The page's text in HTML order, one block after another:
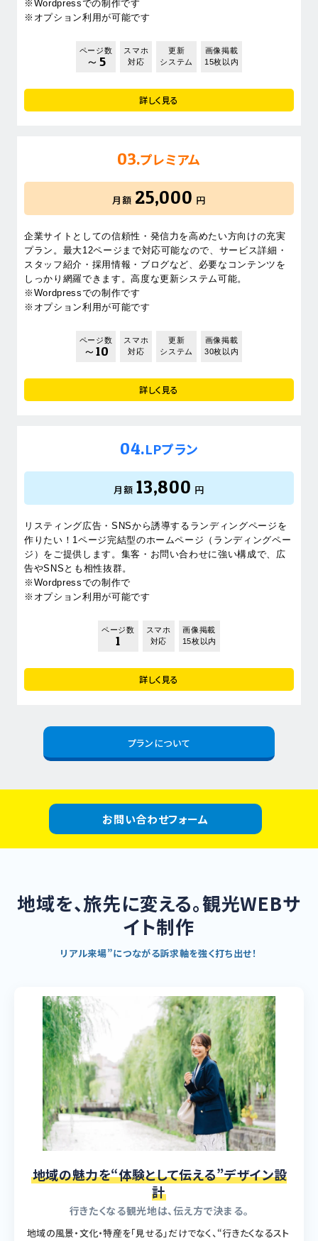
※Wordpressでの制作です
※オプション利用が可能です
ページ数
～5
スマホ
対応
更新
システム
画像掲載
15枚以内
詳しく見る
03.プレミアム
月額 25,000 円
企業サイトとしての信頼性・発信力を高めたい方向けの充実
プラン。最大12ページまで対応可能なので、サービス詳細・
スタッフ紹介・採用情報・ブログなど、必要なコンテンツを
しっかり網羅できます。高度な更新システム可能。
※Wordpressでの制作です
※オプション利用が可能です
ページ数
～10
スマホ
対応
更新
システム
画像掲載
30枚以内
詳しく見る
04.LPプラン
月額 13,800 円
リスティング広告・SNSから誘導するランディングページを
作りたい！1ページ完結型のホームページ（ランディングペー
ジ）をご提供します。集客・お問い合わせに強い構成で、広
告やSNSとも相性抜群。
※Wordpressでの制作で
※オプション利用が可能です
ページ数
1
スマホ
対応
画像掲載
15枚以内
詳しく見る
プランについて
お問い合わせフォーム
地域を、旅先に変える。観光WEBサ
イト制作
リアル来場”につながる訴求軸を強く打ち出せ！
地域の魅力を“体験として伝える”デザイン設
計
行きたくなる観光地は、伝え方で決まる。
地域の風景・文化・特産を「見せる」だけでなく、“行きたくなるスト